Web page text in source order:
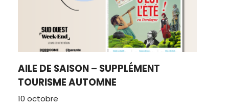
AILE DE SAISON – SUPPLÉMENT
TOURISME AUTOMNE
10 octobre